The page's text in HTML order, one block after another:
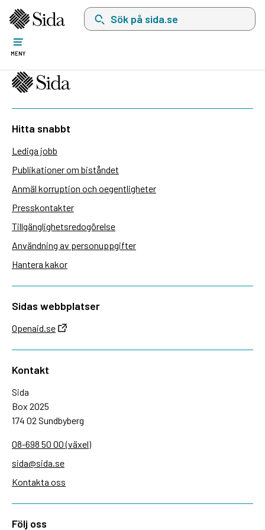
Sök på sida.se, sökförslag kommer att visas
MENY
Hitta snabbt
Lediga jobb
Publikationer om biståndet
Anmäl korruption och oegentligheter
Presskontakter
Tillgänglighetsredogörelse
Användning av personuppgifter
Hantera kakor
Sidas webbplatser
Openaid.se
Kontakt
Sida
Box 2025
174 02 Sundbyberg
08-698 50 00 (växel)
sida@sida.se
Kontakta oss
Följ oss